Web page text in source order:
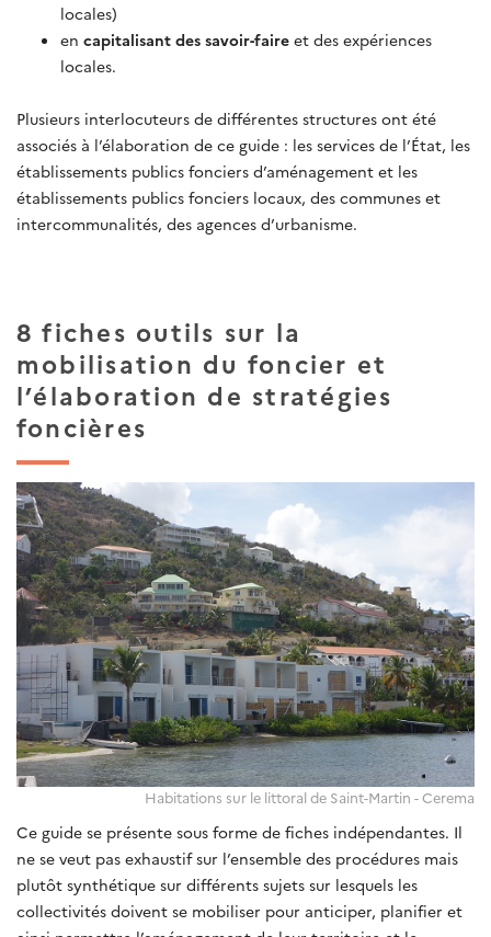
locales)
en capitalisant des savoir-faire et des expériences
locales.
Plusieurs interlocuteurs de différentes structures ont été
associés à l’élaboration de ce guide : les services de l’État, les
établissements publics fonciers d’aménagement et les
établissements publics fonciers locaux, des communes et
intercommunalités, des agences d’urbanisme.
8 fiches outils sur la
mobilisation du foncier et
l’élaboration de stratégies
foncières
Habitations sur le littoral de Saint-Martin - Cerema
Ce guide se présente sous forme de fiches indépendantes. Il
ne se veut pas exhaustif sur l’ensemble des procédures mais
plutôt synthétique sur différents sujets sur lesquels les
collectivités doivent se mobiliser pour anticiper, planifier et